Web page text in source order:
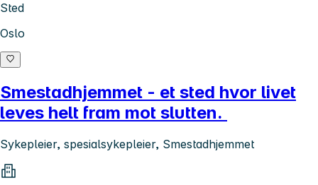
Sted
Oslo
Smestadhjemmet - et sted hvor livet
leves helt fram mot slutten.
Sykepleier, spesialsykepleier, Smestadhjemmet